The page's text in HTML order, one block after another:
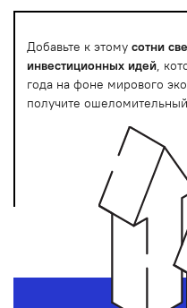
Добавьте к этомусотни
инвестиционных идей,
года на фоне мирового
получите ошеломительный